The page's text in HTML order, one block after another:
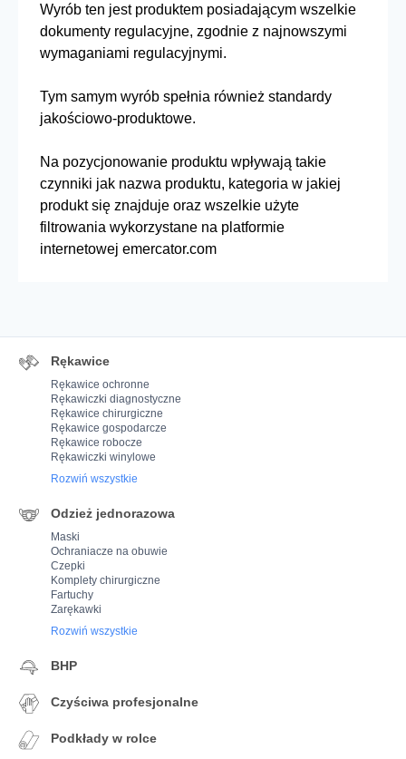
Wyrób ten jest produktem posiadającym wszelkie
dokumenty regulacyjne, zgodnie z najnowszymi
wymaganiami regulacyjnymi.
Tym samym wyrób spełnia również standardy
jakościowo-produktowe.
Na pozycjonowanie produktu wpływają takie
czynniki jak nazwa produktu, kategoria w jakiej
produkt się znajduje oraz wszelkie użyte
filtrowania wykorzystane na platformie
internetowej emercator.com
Rękawice
Rękawice ochronne
Rękawiczki diagnostyczne
Rękawice chirurgiczne
Rękawice gospodarcze
Rękawice robocze
Rękawiczki winylowe
Rozwiń wszystkie
Odzież jednorazowa
Maski
Ochraniacze na obuwie
Czepki
Komplety chirurgiczne
Fartuchy
Zarękawki
Rozwiń wszystkie
BHP
Czyściwa profesjonalne
Podkłady w rolce